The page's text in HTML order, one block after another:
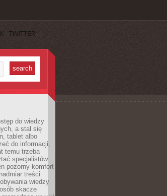
TWITTER
do wiedzy
a stał się
tablet albo
do informacji,
temu trzeba
specjalistów
pozorny komfort
treści
wiedzy
skacze